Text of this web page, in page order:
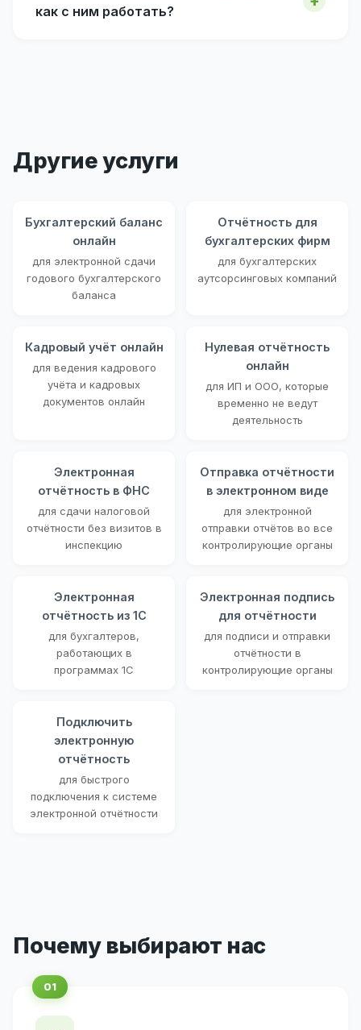
как с ним работать?
Другие услуги
Бухгалтерский баланс
онлайн
для электронной сдачи
годового бухгалтерского
баланса
Отчётность для
бухгалтерских фирм
для бухгалтерских
аутсорсинговых компаний
Кадровый учёт онлайн
для ведения кадрового
учёта и кадровых
документов онлайн
Нулевая отчётность
онлайн
для ИП и ООО, которые
временно не ведут
деятельность
Электронная
отчётность в ФНС
для сдачи налоговой
отчётности без визитов в
инспекцию
Отправка отчётности
в электронном виде
для электронной
отправки отчётов во все
контролирующие органы
Электронная
отчётность из 1С
для бухгалтеров,
работающих в
программах 1С
Электронная подпись
для отчётности
для подписи и отправки
отчётности в
контролирующие органы
Подключить
электронную
отчётность
для быстрого
подключения к системе
электронной отчётности
Почему выбирают нас